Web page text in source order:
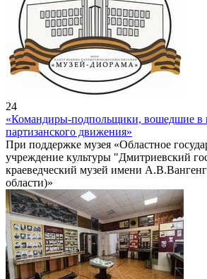
24
«Командиры-подпольщики, вошедшие в
партизанского движения»
При поддержке музея «Областное
учреждение культуры "Дмитриевский
краеведческий музей имени
области)»